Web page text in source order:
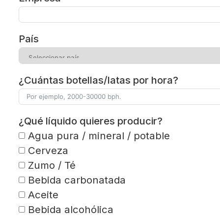
País
¿Cuántas botellas/latas por hora?
¿Qué líquido quieres producir?
Agua pura / mineral / potable
Cerveza
Zumo / Té
Bebida carbonatada
Aceite
Bebida alcohólica